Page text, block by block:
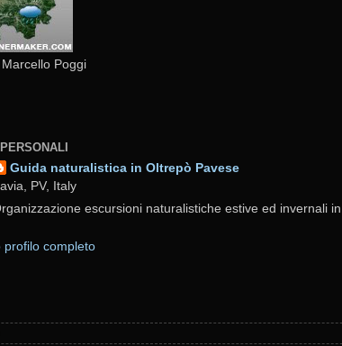
Poggi
Guida naturalistica in Oltrepò Pavese
PV, Italy
escursioni naturalistiche estive ed invernali
profilo completo